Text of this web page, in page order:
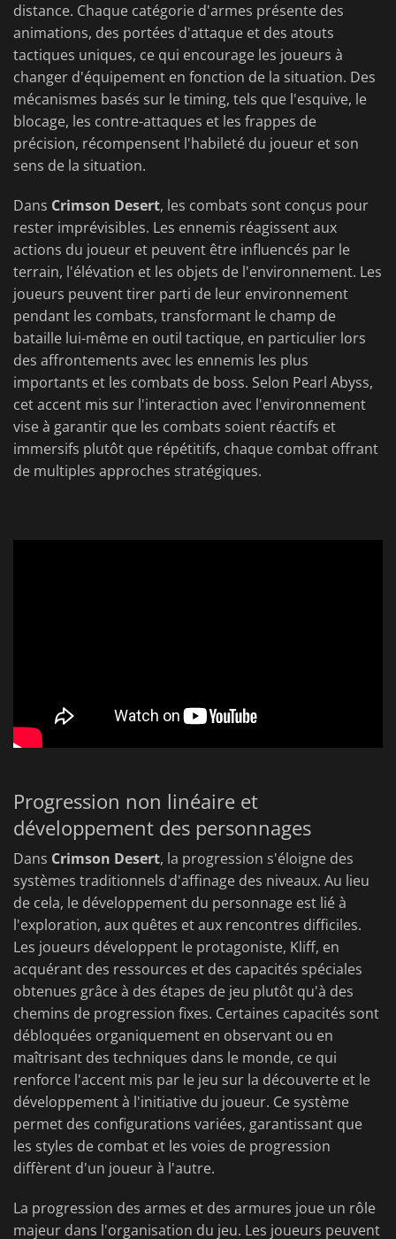
distance. Chaque catégorie d'armes présente des
animations, des portées d'attaque et des atouts
tactiques uniques, ce qui encourage les joueurs à
changer d'équipement en fonction de la situation. Des
mécanismes basés sur le timing, tels que l'esquive, le
blocage, les contre-attaques et les frappes de
précision, récompensent l'habileté du joueur et son
sens de la situation.
Dans Crimson Desert, les combats sont conçus pour
rester imprévisibles. Les ennemis réagissent aux
actions du joueur et peuvent être influencés par le
terrain, l'élévation et les objets de l'environnement. Les
joueurs peuvent tirer parti de leur environnement
pendant les combats, transformant le champ de
bataille lui-même en outil tactique, en particulier lors
des affrontements avec les ennemis les plus
importants et les combats de boss. Selon Pearl Abyss,
cet accent mis sur l'interaction avec l'environnement
vise à garantir que les combats soient réactifs et
immersifs plutôt que répétitifs, chaque combat offrant
de multiples approches stratégiques.
Progression non linéaire et
développement des personnages
Dans Crimson Desert, la progression s'éloigne des
systèmes traditionnels d'affinage des niveaux. Au lieu
de cela, le développement du personnage est lié à
l'exploration, aux quêtes et aux rencontres difficiles.
Les joueurs développent le protagoniste, Kliff, en
acquérant des ressources et des capacités spéciales
obtenues grâce à des étapes de jeu plutôt qu'à des
chemins de progression fixes. Certaines capacités sont
débloquées organiquement en observant ou en
maîtrisant des techniques dans le monde, ce qui
renforce l'accent mis par le jeu sur la découverte et le
développement à l'initiative du joueur. Ce système
permet des configurations variées, garantissant que
les styles de combat et les voies de progression
diffèrent d'un joueur à l'autre.
La progression des armes et des armures joue un rôle
majeur dans l'organisation du jeu. Les joueurs peuvent